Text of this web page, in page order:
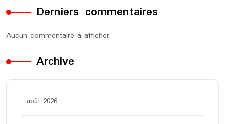
Derniers commentaires
Aucun commentaire à afficher.
Archive
août 2026